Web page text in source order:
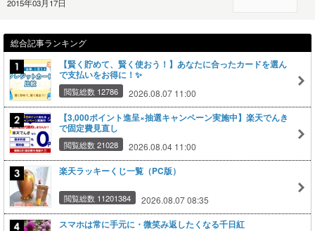
2015年03月17日
総合記事ランキング
【賢く貯めて、賢く使おう！】あなたに合ったカードを選ん
で支払いをお得に！✨
閲覧総数 12786 2026.08.07 11:00
【3,000ポイント進呈×抽選キャンペーン実施中】楽天でんき
で固定費見直し
閲覧総数 21028 2026.08.04 11:00
楽天ラッキーくじ一覧（PC版）
閲覧総数 11201384 2026.08.07 08:35
スマホは常に手元に・微笑み返したくなる千日紅